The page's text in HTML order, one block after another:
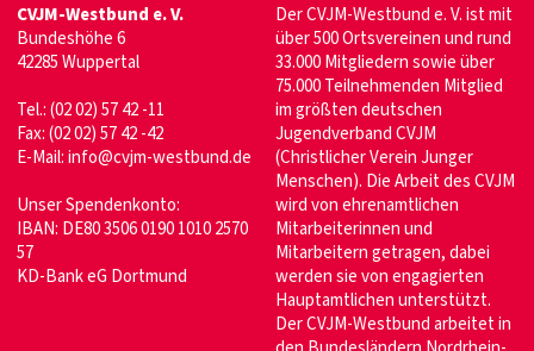
CVJM-Westbund e. V.
Bundeshöhe 6
42285 Wuppertal
Tel.: (02 02) 57 42 -11
Fax: (02 02) 57 42 -42
E-Mail:info@cvjm-westbund.de
Unser Spendenkonto:
IBAN: DE80 3506 0190 1010 2570
57
KD-Bank eG Dortmund
Der CVJM-Westbund e. V. ist mit
über 500 Ortsvereinen und rund
33.000 Mitgliedern sowie über
75.000 Teilnehmenden Mitglied
im größten deutschen
Jugendverband CVJM
(Christlicher Verein Junger
Menschen). Die Arbeit des CVJM
wird von ehrenamtlichen
Mitarbeiterinnen und
Mitarbeitern getragen, dabei
werden sie von engagierten
Hauptamtlichen unterstützt.
Der CVJM-Westbund arbeitet in